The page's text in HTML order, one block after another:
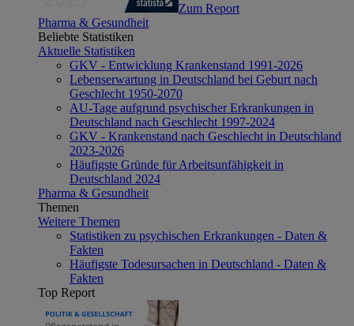
Zum Report
Pharma & Gesundheit
Beliebte Statistiken
Aktuelle Statistiken
GKV - Entwicklung Krankenstand 1991-2026
Lebenserwartung in Deutschland bei Geburt nach
Geschlecht 1950-2070
AU-Tage aufgrund psychischer Erkrankungen in
Deutschland nach Geschlecht 1997-2024
GKV - Krankenstand nach Geschlecht in Deutschland
2023-2026
Häufigste Gründe für Arbeitsunfähigkeit in
Deutschland 2024
Pharma & Gesundheit
Themen
Weitere Themen
Statistiken zu psychischen Erkrankungen - Daten &
Fakten
Häufigste Todesursachen in Deutschland - Daten &
Fakten
Top Report